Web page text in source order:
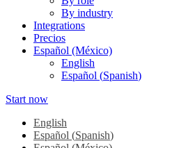
By industry
Integrations
Precios
Español (México)
English
Español (Spanish)
Start now
English
Español (Spanish)